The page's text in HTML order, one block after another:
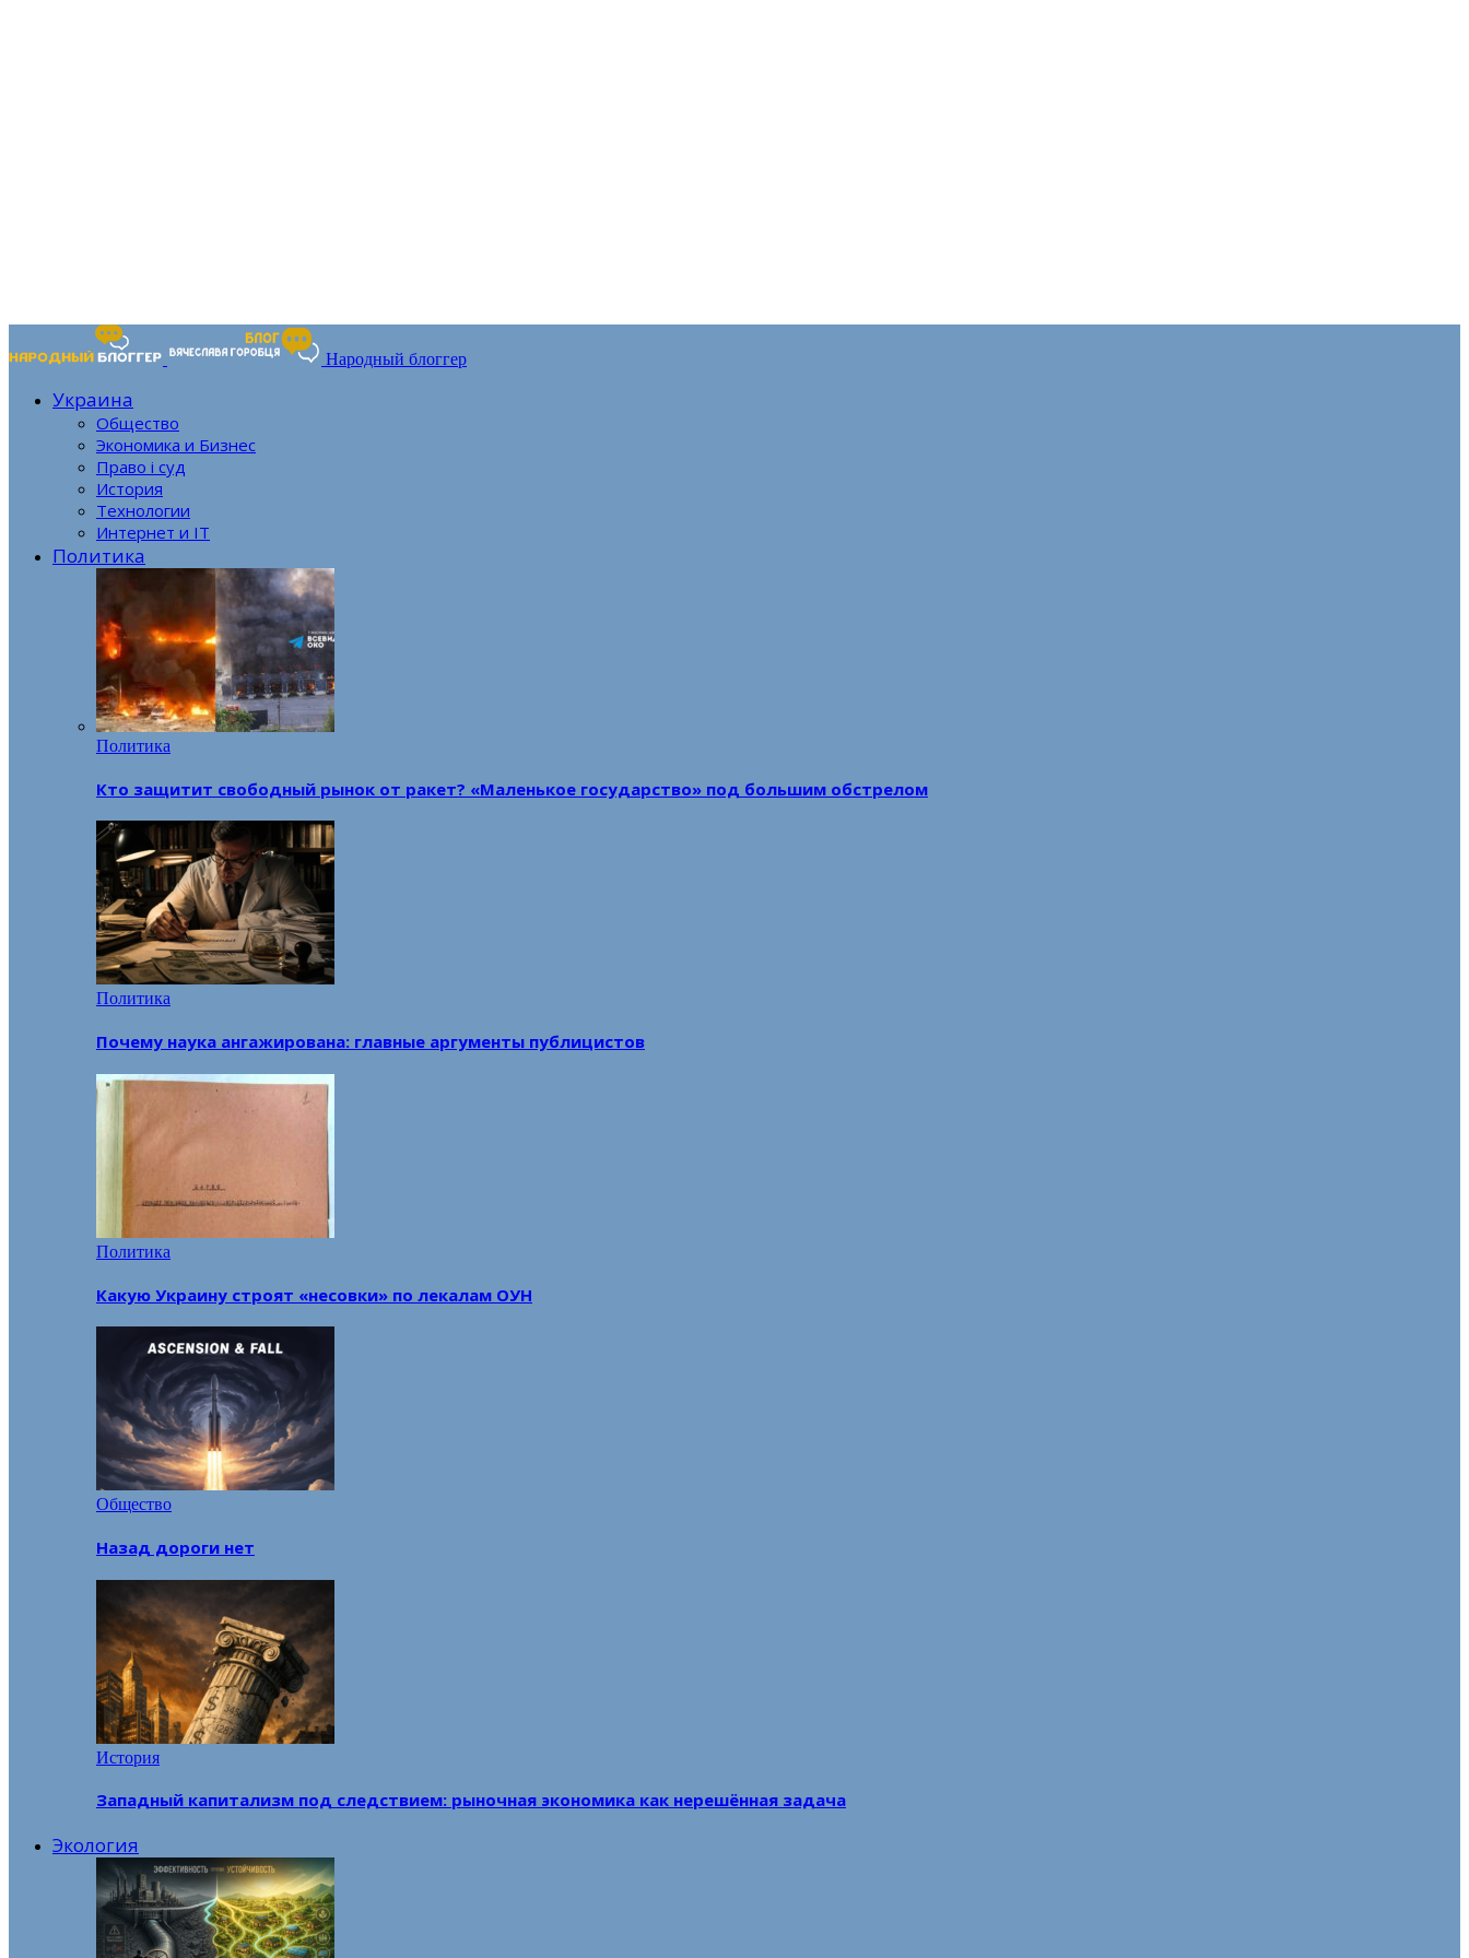
Народный блоггер
Украина
Общество
Экономика и Бизнес
Право і суд
История
Технологии
Интернет и IT
Политика
Политика
Кто защитит свободный рынок от ракет? «Маленькое государство» под большим обстрелом
Политика
Почему наука ангажирована: главные аргументы публицистов
Политика
Какую Украину строят «несовки» по лекалам ОУН
Общество
Назад дороги нет
История
Западный капитализм под следствием: рыночная экономика как нерешённая задача
Экология